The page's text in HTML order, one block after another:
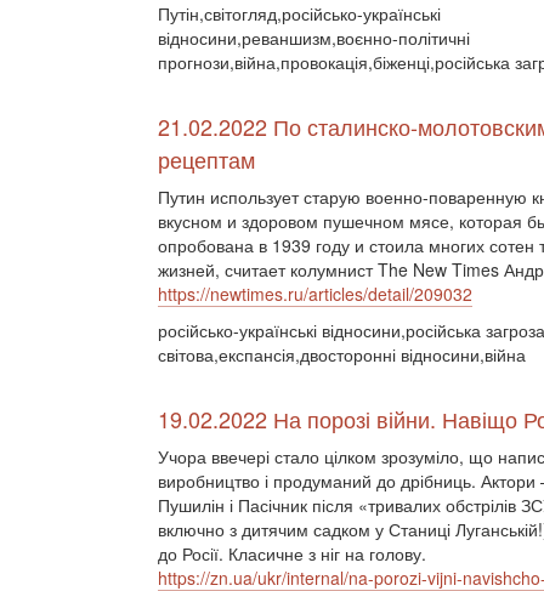
Путін,світогляд,російсько-українські
відносини,реваншизм,воєнно-політичні
прогнози,війна,провокація,біженці,російська
21.02.2022 По сталинско-
рецептам
Путин использует старую военно-поваренную
вкусном и здоровом пушечном мясе, которая
опробована в 1939 году и стоила многих сотен
жизней, считает колумнист The New Times
https://newtimes.ru/articles/detail/209032
російсько-українські відносини,російська
світова,експансія,двосторонні відносини,війна
19.02.2022 На порозі війни. Навіщо
Учора ввечері стало цілком зрозуміло, що
виробництво і продуманий до дрібниць.
Пушилін і Пасічник після «тривалих
включно з дитячим садком у Станиці
до Росії. Класичне з ніг на голову.
https://zn.ua/ukr/internal/na-porozi-vijni-